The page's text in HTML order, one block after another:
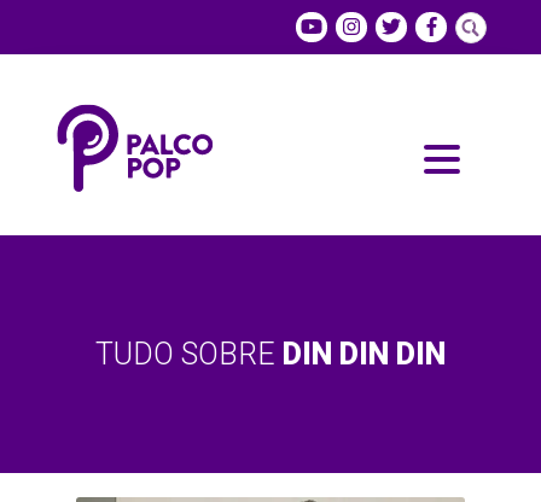
TUDO SOBRE DIN DIN DIN